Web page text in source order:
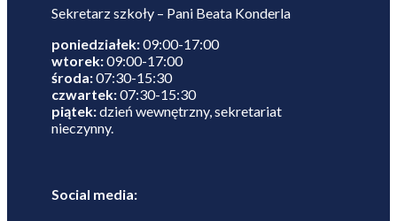
Sekretarz szkoły – Pani Beata Konderla
poniedziałek:09:00-17:00
wtorek:09:00-17:00
środa:07:30-15:30
czwartek:07:30-15:30
piątek:dzień wewnętrzny, sekretariat
nieczynny.
Social media: